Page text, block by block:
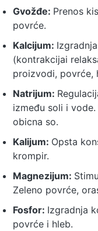
Gvožđe: Prenos
povrće.
Kalcijum:
(kontrakcijai
proizvodi, povrće,
Natrijum:
između soli i vode.
obicna so.
Kalijum: Opsta
krompir.
Magnezijum:
Zeleno povrće,
Fosfor: Izgradnja
povrće i hleb.